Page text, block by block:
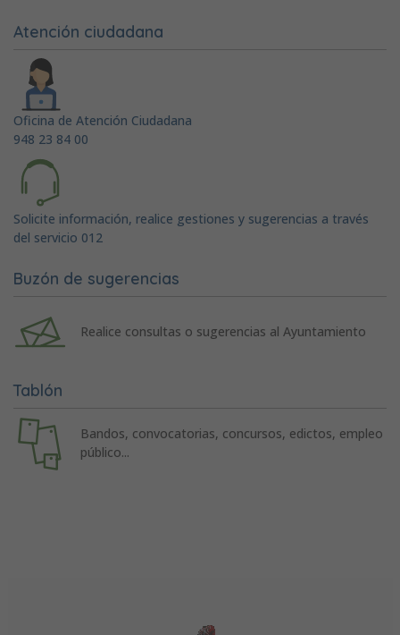
Atención ciudadana
Oficina de Atención Ciudadana
948 23 84 00
Solicite información, realice gestiones y sugerencias a través
del servicio 012
Buzón de sugerencias
Realice consultas o sugerencias al Ayuntamiento
Tablón
Bandos, convocatorias, concursos, edictos, empleo
público...